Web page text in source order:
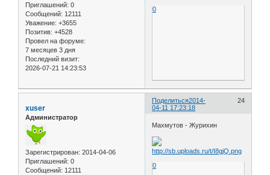
Приглашений: 0
Сообщений: 12111
Уважение: +3655
Позитив: +4528
Провел на форуме:
7 месяцев 3 дня
Последний визит:
2026-07-21 14:23:53
0
Поделиться 24
2014-
04-11 17:23:18
xuser
Администратор
Зарегистрирован: 2014-04-06
Приглашений: 0
Сообщений: 12111
Махмутов - Журихин
0